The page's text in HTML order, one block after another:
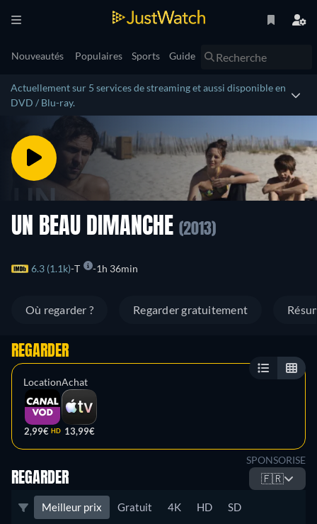
Nouveautés Populaires Sports Guide
Actuellement sur 5 services de streaming et aussi disponible en
DVD / Blu-ray.
UN BEAU DIMANCHE (2013)
6.3 (1.1k) T 1h 36min
Où regarder ? Regarder gratuitement
REGARDER
Location
2,99€ HD
Achat
13,99€
SPONSORISE
REGARDER 🇫🇷
Meilleur prix Gratuit 4K HD SD